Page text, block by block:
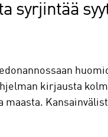
syrjintää
kirjausta
maasta.